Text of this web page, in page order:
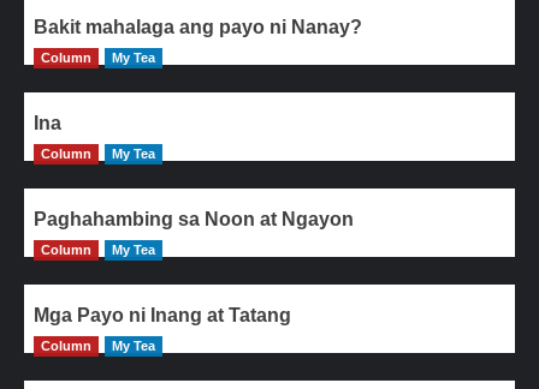
Bakit mahalaga ang payo ni Nanay?
Column My Tea
Ina
Column My Tea
Paghahambing sa Noon at Ngayon
Column My Tea
Mga Payo ni Inang at Tatang
Column My Tea